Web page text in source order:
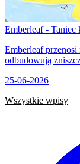
Emberleaf - Taniec
Emberleaf
odbudowują
25-06-2026
Wszystkie wpisy